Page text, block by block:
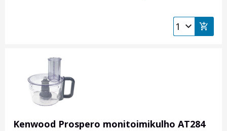
Kenwood Prospero monitoimikulho AT284